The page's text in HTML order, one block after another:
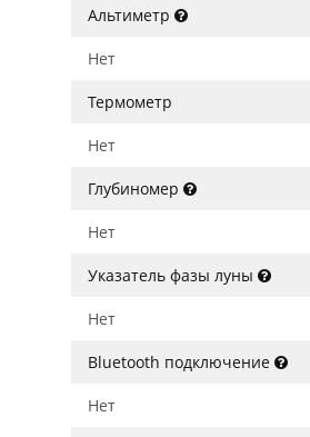
Альтиметр
Нет
Термометр
Нет
Глубиномер
Нет
Указатель фазы луны
Нет
Bluetooth подключение
Нет